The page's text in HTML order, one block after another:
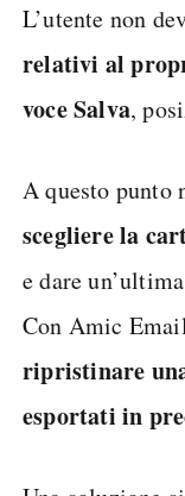
L’utente non
relativi al
voce Salva,
A questo punto
scegliere la
e dare
Con Amic
ripristinare
esportati in